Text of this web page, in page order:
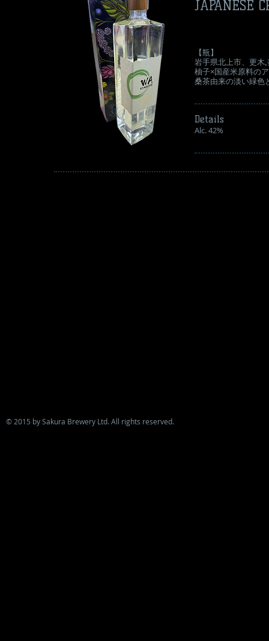
JAPANESE
​【瓶】
岩手県北上市、更木
柚子×国産米原料の
桑茶由来の淡い緑色
Details
Alc. 42%
© 2015 by Sakura Brewery Ltd. All rights reserved.